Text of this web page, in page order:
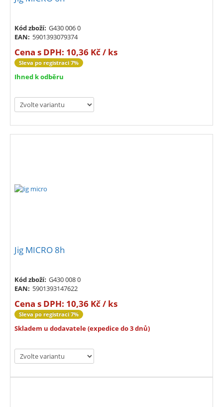
Kód zboží: G430 006 0
EAN: 5901393079374
Cena s DPH: 10,36 Kč / ks
Sleva po registraci 7%
Ihned k odběru
Jig MICRO 8h
Kód zboží: G430 008 0
EAN: 5901393147622
Cena s DPH: 10,36 Kč / ks
Sleva po registraci 7%
Skladem u dodavatele (expedice do 3 dnů)